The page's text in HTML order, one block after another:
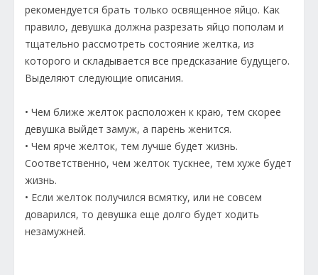
рекомендуется брать только освященное яйцо. Как
правило, девушка должна разрезать яйцо пополам и
тщательно рассмотреть состояние желтка, из
которого и складывается все предсказание будущего.
Выделяют следующие описания.
• Чем ближе желток расположен к краю, тем скорее
девушка выйдет замуж, а парень женится.
• Чем ярче желток, тем лучше будет жизнь.
Соответственно, чем желток тускнее, тем хуже будет
жизнь.
• Если желток получился всмятку, или не совсем
доварился, то девушка еще долго будет ходить
незамужней.